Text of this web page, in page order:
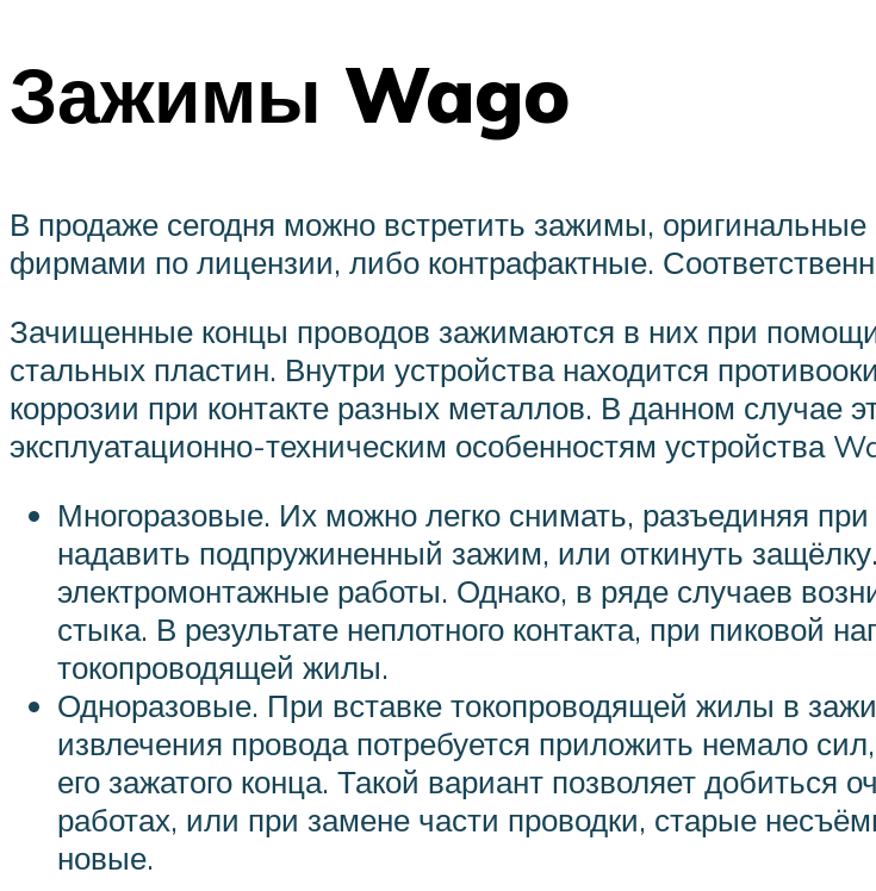
Зажимы Wago
В продаже сегодня можно встретить зажимы,
фирмами по лицензии, либо контрафактные.
Зачищенные концы проводов зажимаются в них при
стальных пластин. Внутри устройства находится
коррозии при контакте разных металлов. В данном
эксплуатационно-техническим особенностям устройства
Многоразовые. Их можно легко снимать, разъединяя
надавить подпружиненный зажим, или откинуть
электромонтажные работы. Однако, в ряде случаев
стыка. В результате неплотного контакта, при пиковой
токопроводящей жилы.
Одноразовые. При вставке токопроводящей жилы в
извлечения провода потребуется приложить немало
его зажатого конца. Такой вариант позволяет добиться
работах, или при замене части проводки, старые
новые.